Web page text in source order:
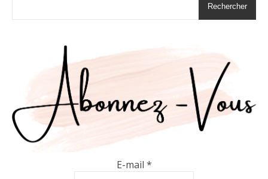
Rechercher
E-mail *